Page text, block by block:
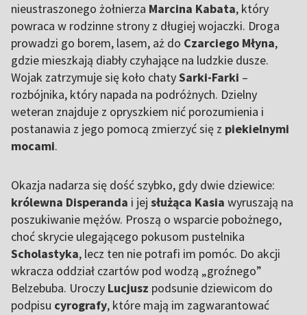
nieustraszonego żołnierza Marcina Kabata, który
powraca w rodzinne strony z długiej wojaczki. Droga
prowadzi go borem, lasem, aż do Czarciego Młyna,
gdzie mieszkają diabły czyhające na ludzkie dusze.
Wojak zatrzymuje się koło chatySarki-Farki –
rozbójnika, który napada na podróżnych. Dzielny
weteran znajduje z opryszkiem nić porozumienia i
postanawia z jego pomocą zmierzyć się z piekielnymi
mocami.
Okazja nadarza się dość szybko, gdy dwie dziewice:
królewna Disperanda i jej służąca Kasia wyruszają na
poszukiwanie mężów. Proszą o wsparcie pobożnego,
choć skrycie ulegającego pokusom pustelnika
Scholastyka, lecz ten nie potrafi im pomóc. Do akcji
wkracza oddział czartów pod wodzą „groźnego”
Belzebuba. Uroczy Lucjusz podsunie dziewicom do
podpisu cyrografy, które mają im zagwarantować